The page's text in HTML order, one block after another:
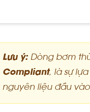
Lưu ý:Dòng bơm
Compliant, là sự
nguyên liệu đầu